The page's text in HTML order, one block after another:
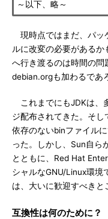
～以下、略～
現時点ではまだ、パッ
ルに改変の必要がある
へ行き渡るのは時間の問
debian.orgも加わるであ
これまでにもJDKは、
ジ配布されてきた。そ
依存のないbinファイル
った。しかし、Sun自ら
とともに、Red Hat
シャルなGNU/Linux環境
は、大いに歓迎すべきと
互換性は何のために？